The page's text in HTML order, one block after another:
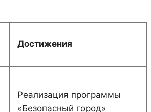
Достижения
Реализация программы
«Безопасный город»